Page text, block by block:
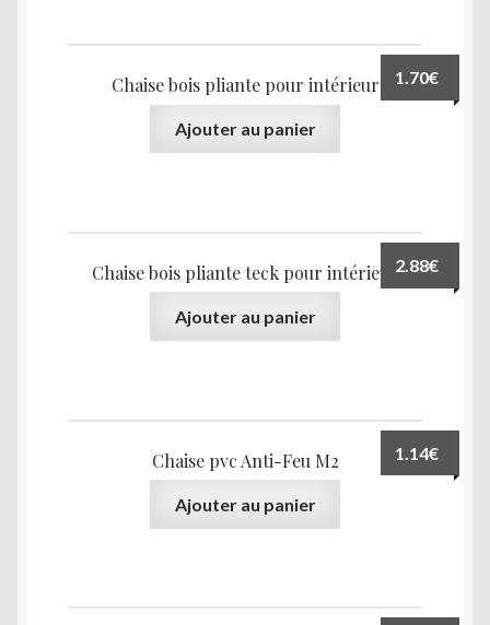
Chaise bois pliante pour intérieur 1.70€
Ajouter au panier
Chaise bois pliante teck pour intérieur2.88€
Ajouter au panier
Chaise pvc Anti-Feu M2 1.14€
Ajouter au panier